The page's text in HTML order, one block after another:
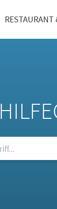
RESTAURANT